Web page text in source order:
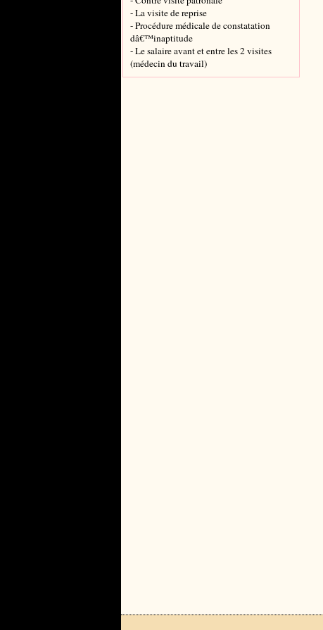
- La visite de reprise
- Procédure médicale de constatation
dâ€™inaptitude
- Le salaire avant et entre les 2 visites
(médecin du travail)